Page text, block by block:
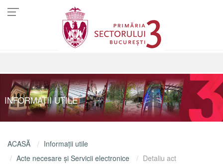
INFORMAŢII UTILE
ACASĂ
Informaţii utile
Acte necesare şi Servicii electronice
Detaliu act